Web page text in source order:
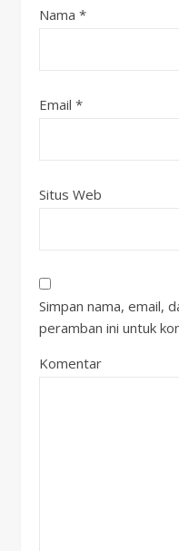
Nama *
Email *
Situs Web
Simpan nama, email,
peramban ini untuk
Komentar